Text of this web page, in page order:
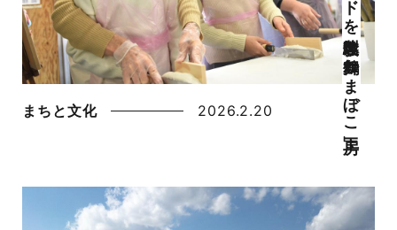
まちと文化 2026.2.20